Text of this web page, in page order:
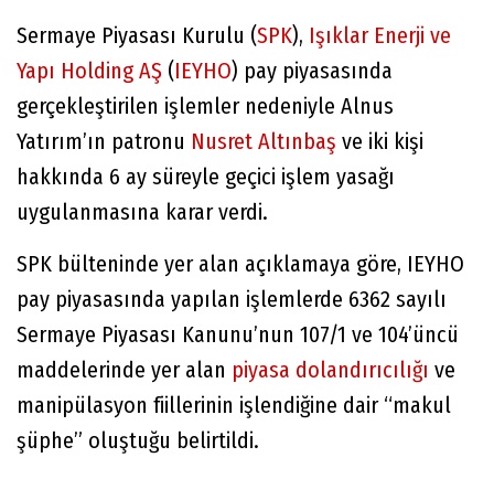
Sermaye Piyasası Kurulu (SPK), Işıklar Enerji ve
Yapı Holding AŞ (IEYHO) pay piyasasında
gerçekleştirilen işlemler nedeniyle Alnus
Yatırım’ın patronu Nusret Altınbaş ve iki kişi
hakkında 6 ay süreyle geçici işlem yasağı
uygulanmasına karar verdi.
SPK bülteninde yer alan açıklamaya göre, IEYHO
pay piyasasında yapılan işlemlerde 6362 sayılı
Sermaye Piyasası Kanunu’nun 107/1 ve 104’üncü
maddelerinde yer alan piyasa dolandırıcılığı ve
manipülasyon fiillerinin işlendiğine dair “makul
şüphe” oluştuğu belirtildi.